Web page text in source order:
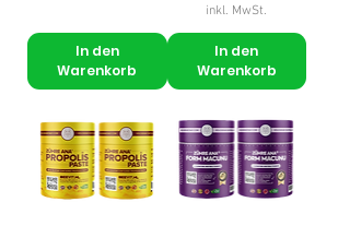
In den
Warenkorb
inkl. MwSt.
In den
Warenkorb